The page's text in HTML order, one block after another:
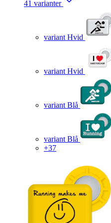
41 varianter
variant Hvid
variant Hvid
variant Blå
variant Blå
+37